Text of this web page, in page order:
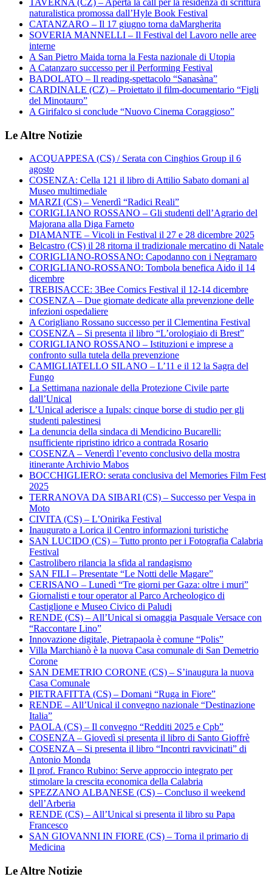
naturalistica promossa dall’Hyle Book Festival
CATANZARO – Il 17 giugno torna daMargherita
SOVERIA MANNELLI – Il Festival del Lavoro nelle aree
interne
A San Pietro Maida torna la Festa nazionale di Utopia
A Catanzaro successo per il Performing Festival
BADOLATO – Il reading-spettacolo “Sanasàna”
CARDINALE (CZ) – Proiettato il film-documentario “Figli
del Minotauro”
A Girifalco si conclude “Nuovo Cinema Coraggioso”
Le Altre Notizie
ACQUAPPESA (CS) / Serata con Cinghios Group il 6
agosto
COSENZA: Cella 121 il libro di Attilio Sabato domani al
Museo multimediale
MARZI (CS) – Venerdì “Radici Reali”
CORIGLIANO ROSSANO – Gli studenti dell’Agrario del
Majorana alla Diga Farneto
DIAMANTE – Vicoli in Festival il 27 e 28 dicembre 2025
Belcastro (CS) il 28 ritorna il tradizionale mercatino di Natale
CORIGLIANO-ROSSANO: Capodanno con i Negramaro
CORIGLIANO-ROSSANO: Tombola benefica Aido il 14
dicembre
TREBISACCE: 3Bee Comics Festival il 12-14 dicembre
COSENZA – Due giornate dedicate alla prevenzione delle
infezioni ospedaliere
A Corigliano Rossano successo per il Clementina Festival
COSENZA – Si presenta il libro “L’orologiaio di Brest”
CORIGLIANO ROSSANO – Istituzioni e imprese a
confronto sulla tutela della prevenzione
CAMIGLIATELLO SILANO – L’11 e il 12 la Sagra del
Fungo
La Settimana nazionale della Protezione Civile parte
dall’Unical
L’Unical aderisce a Iupals: cinque borse di studio per gli
studenti palestinesi
La denuncia della sindaca di Mendicino Bucarelli:
nsufficiente ripristino idrico a contrada Rosario
COSENZA – Venerdì l’evento conclusivo della mostra
itinerante Archivio Mabos
BOCCHIGLIERO: serata conclusiva del Memories Film Fest
2025
TERRANOVA DA SIBARI (CS) – Successo per Vespa in
Moto
CIVITA (CS) – L’Onirika Festival
Inaugurato a Lorica il Centro informazioni turistiche
SAN LUCIDO (CS) – Tutto pronto per i Fotografia Calabria
Festival
Castrolibero rilancia la sfida al randagismo
SAN FILI – Presentate “Le Notti delle Magare”
CERISANO – Lunedì “Tre giorni per Gaza: oltre i muri”
Giornalisti e tour operator al Parco Archeologico di
Castiglione e Museo Civico di Paludi
RENDE (CS) – All’Unical si omaggia Pasquale Versace con
“Raccontare Lino”
Innovazione digitale, Pietrapaola è comune “Polis”
Villa Marchianò è la nuova Casa comunale di San Demetrio
Corone
SAN DEMETRIO CORONE (CS) – S’inaugura la nuova
Casa Comunale
PIETRAFITTA (CS) – Domani “Ruga in Fiore”
RENDE – All’Unical il convegno nazionale “Destinazione
Italia”
PAOLA (CS) – Il convegno “Redditi 2025 e Cpb”
COSENZA – Giovedì si presenta il libro di Santo Gioffrè
COSENZA – Si presenta il libro “Incontri ravvicinati” di
Antonio Monda
Il prof. Franco Rubino: Serve approccio integrato per
stimolare la crescita economica della Calabria
SPEZZANO ALBANESE (CS) – Concluso il weekend
dell’Arberia
RENDE (CS) – All’Unical si presenta il libro su Papa
Francesco
SAN GIOVANNI IN FIORE (CS) – Torna il primario di
Medicina
Le Altre Notizie